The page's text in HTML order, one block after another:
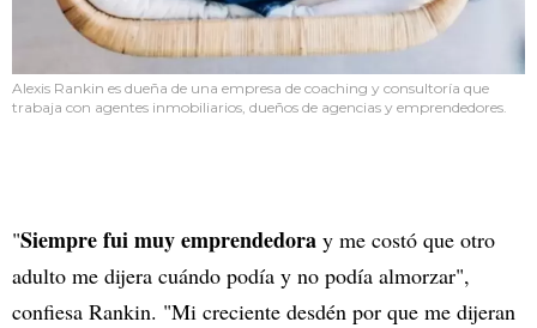
Alexis Rankin es dueña de una empresa de coaching y consultoría que
trabaja con agentes inmobiliarios, dueños de agencias y emprendedores.
"Siempre fui muy emprendedora y me costó que otro
adulto me dijera cuándo podía y no podía almorzar",
confiesa Rankin. "Mi creciente desdén por que me dijeran